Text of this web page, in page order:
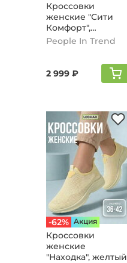
Кроссовки
женские "Сити
Комфорт",
красный
People In Trend
2 999 ₽
-62% Aкция
Кроссовки
женские
"Находка", желтый